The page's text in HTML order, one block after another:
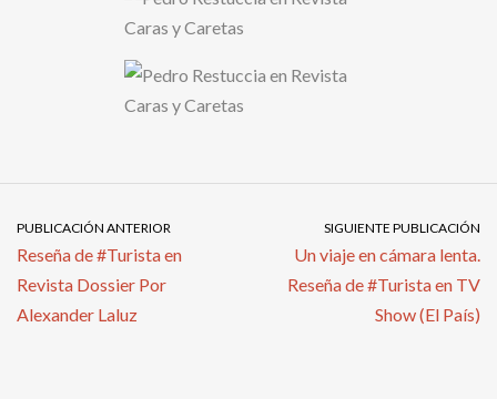
PUBLICACIÓN ANTERIOR
Reseña de #Turista en
Revista Dossier Por
Alexander Laluz
SIGUIENTE PUBLICACIÓN
Un viaje en cámara lenta.
Reseña de #Turista en TV
Show (El País)